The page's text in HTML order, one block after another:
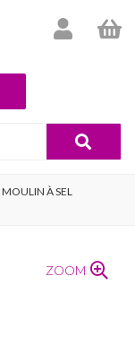
MOULIN À SEL
ZOOM